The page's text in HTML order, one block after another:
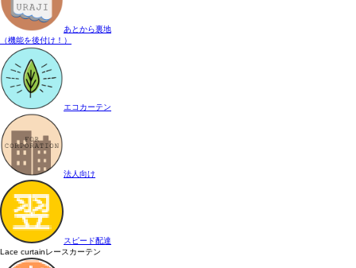
あとから裏地
（機能を後付け！）
エコカーテン
法人向け
スピード配達
Lace curtainレースカーテン